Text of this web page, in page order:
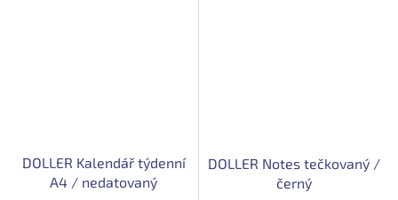
DOLLER Kalendář týdenní
A4 / nedatovaný
DOLLER Notes tečkovaný /
černý